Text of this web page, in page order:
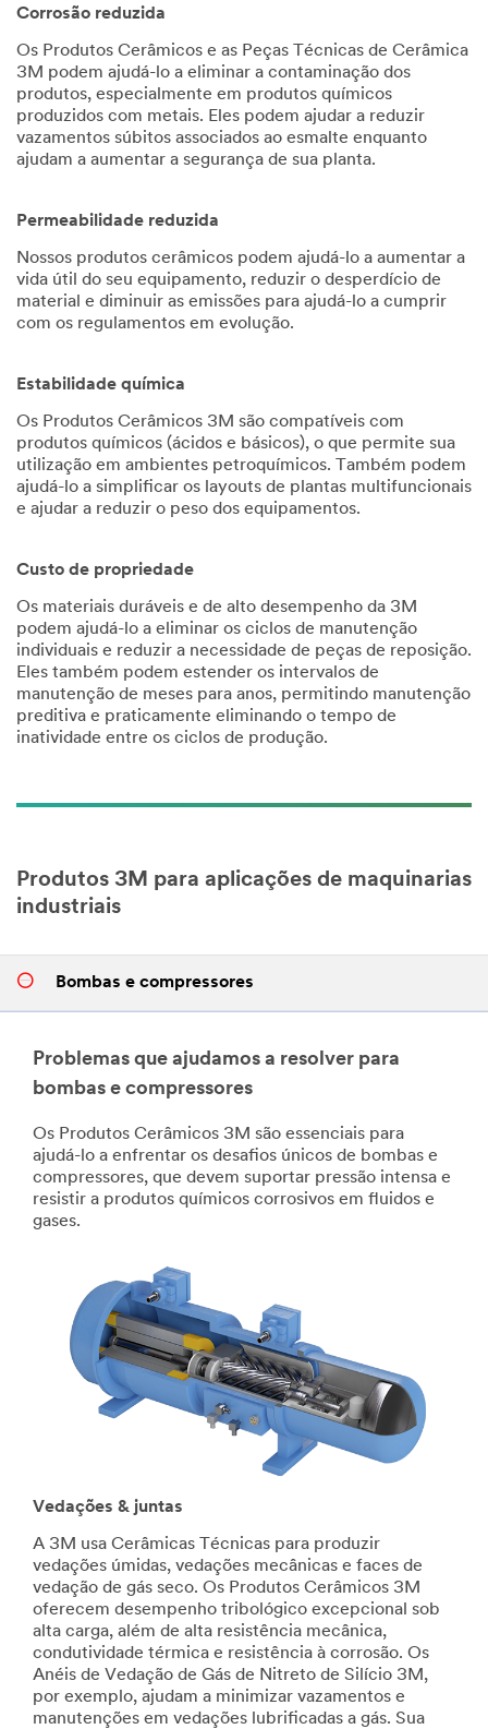
País
Brasil
Estado
Produto de seu
interesse
Selecione uma das opções...
aplicação ou motivo
Ao marcar a caixa,
gostaria de receber
promoções, informações de
produtos e ofertas de
serviços da 3M via
WhatsApp
Ao marcar a caixa, dou
informações de produtos e
Para ativar as Comunicações
comunicações de Marketing
e aPolítica de Privacidade
Você reconhece que a 3M
Company (coletivamente
conjuntos de dados e que
seus dados pessoais podem
ser transferidos,
armazenados e/ou
processados pela 3M e
terceirizados em nosso
nome, em países fora do
Brasil , mas sempre sob
estritas obrigações de
confidencialidade e
segurança.
desculpas.
Ocorreu
um
erro
ao
enviar.
Por
favor,
tente
formulário
foi
enviado
com
sucesso
Corrosão reduzida
Os Produtos Cerâmicos e as Peças Técnicas de Cerâmica
3M podem ajudá-lo a eliminar a contaminação dos
produtos, especialmente em produtos químicos
produzidos com metais. Eles podem ajudar a reduzir
vazamentos súbitos associados ao esmalte enquanto
ajudam a aumentar a segurança de sua planta.
Permeabilidade reduzida
Nossos produtos cerâmicos podem ajudá-lo a aumentar a
vida útil do seu equipamento, reduzir o desperdício de
material e diminuir as emissões para ajudá-lo a cumprir
com os regulamentos em evolução.
Estabilidade química
Os Produtos Cerâmicos 3M são compatíveis com
produtos químicos (ácidos e básicos), o que permite sua
utilização em ambientes petroquímicos. Também podem
ajudá-lo a simplificar os layouts de plantas multifuncionais
e ajudar a reduzir o peso dos equipamentos.
Custo de propriedade
Os materiais duráveis e de alto desempenho da 3M
podem ajudá-lo a eliminar os ciclos de manutenção
individuais e reduzir a necessidade de peças de reposição.
Eles também podem estender os intervalos de
manutenção de meses para anos, permitindo manutenção
preditiva e praticamente eliminando o tempo de
inatividade entre os ciclos de produção.
Produtos 3M para aplicações de maquinarias
industriais
Bombas e compressores
Problemas que ajudamos a resolver para
bombas e compressores
Os Produtos Cerâmicos 3M são essenciais para
ajudá-lo a enfrentar os desafios únicos de bombas e
compressores, que devem suportar pressão intensa e
resistir a produtos químicos corrosivos em fluidos e
gases.
Vedações & juntas
A 3M usa Cerâmicas Técnicas para produzir
vedações úmidas, vedações mecânicas e faces de
vedação de gás seco. Os Produtos Cerâmicos 3M
oferecem desempenho tribológico excepcional sob
alta carga, além de alta resistência mecânica,
condutividade térmica e resistência à corrosão. Os
Anéis de Vedação de Gás de Nitreto de Silício 3M,
por exemplo, ajudam a minimizar vazamentos e
manutenções em vedações lubrificadas a gás. Sua